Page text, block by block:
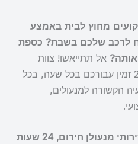
מחוץ לבית באמצע
לרכב שלכם בשבת? כספת
אל תתייאשו! צוות
24/7 זמין עבורכם בכל שעה, בכל
הקשורה למנעולים,
אנו מציעים מגוון רחב של שירותי מנעולן חירום, 24 שעות